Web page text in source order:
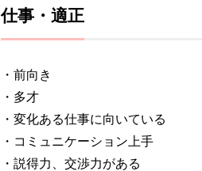
仕事・適正
・前向き
・多才
・変化ある仕事に向いている
・コミュニケーション上手
・説得力、交渉力がある